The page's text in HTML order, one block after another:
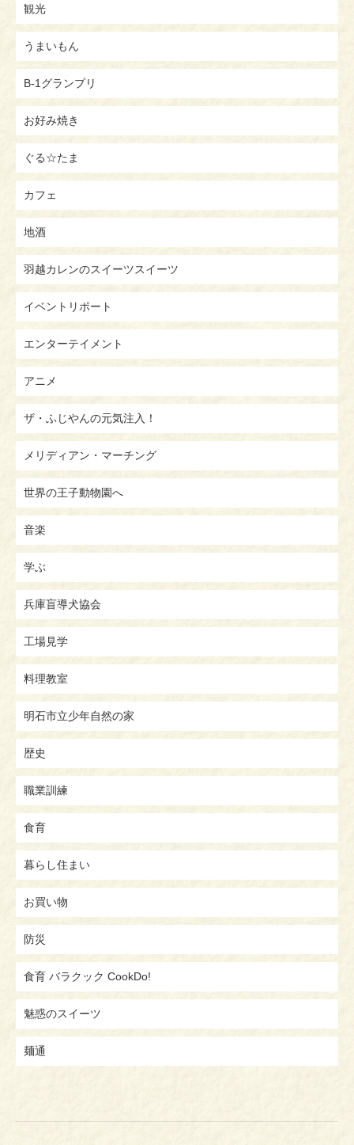
観光
うまいもん
B-1グランプリ
お好み焼き
ぐる☆たま
カフェ
地酒
羽越カレンのスイーツスイーツ
イベントリポート
エンターテイメント
アニメ
ザ・ふじやんの元気注入！
メリディアン・マーチング
世界の王子動物園へ
音楽
学ぶ
兵庫盲導犬協会
工場見学
料理教室
明石市立少年自然の家
歴史
職業訓練
食育
暮らし住まい
お買い物
防災
食育 バラクック CookDo!
魅惑のスイーツ
麺通